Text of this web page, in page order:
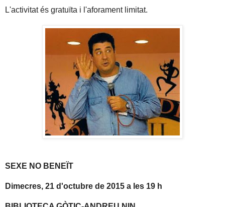
L'activitat és gratuïta i l'aforament limitat.
SEXE NO BENEÏT
Dimecres, 21 d'octubre de 2015 a les 19 h